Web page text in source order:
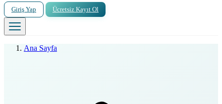
Giriş Yap Ücretsiz Kayıt Ol
Ana Sayfa